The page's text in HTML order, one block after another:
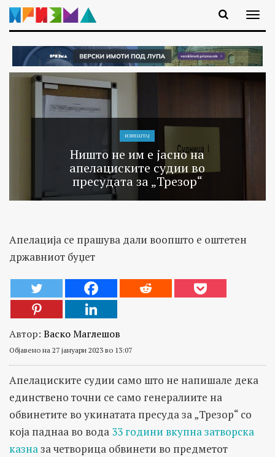
ИЗВЕШТАЈ
Ништо не им е јасно на
апелациските судии во
пресудата за „Трезор“
Апелација се прашува дали воопшто е оштетен
државниот буџет
Автор: Васко Маглешов
Објавено на 27 јануари 2023 во 13:07
Апелациските судии само што не напишале дека
единствено точни се само генералиите на
обвинетите во укинатата пресуда за „Трезор“ со
која паднаа во вода 33 години вкупна затворска
казназа четворица обвинети во предметот